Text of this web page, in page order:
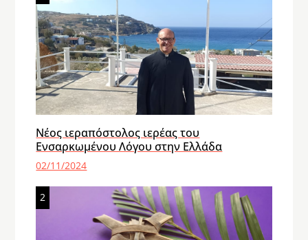
Νέος ιεραπόστολος ιερέας του
Ενσαρκωμένου Λόγου στην Ελλάδα
02/11/2024
2